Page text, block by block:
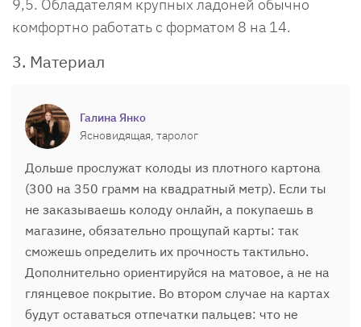
9,5. Обладателям крупных ладоней обычно
комфортно работать с форматом 8 на 14.
3. Материал
Галина Янко
Ясновидящая, таролог
Дольше прослужат колоды из плотного картона
(300 на 350 грамм на квадратный метр). Если ты
не заказываешь колоду онлайн, а покупаешь в
магазине, обязательно прощупай карты: так
сможешь определить их прочность тактильно.
Дополнительно ориентируйся на матовое, а не на
глянцевое покрытие. Во втором случае на картах
будут оставаться отпечатки пальцев: что не